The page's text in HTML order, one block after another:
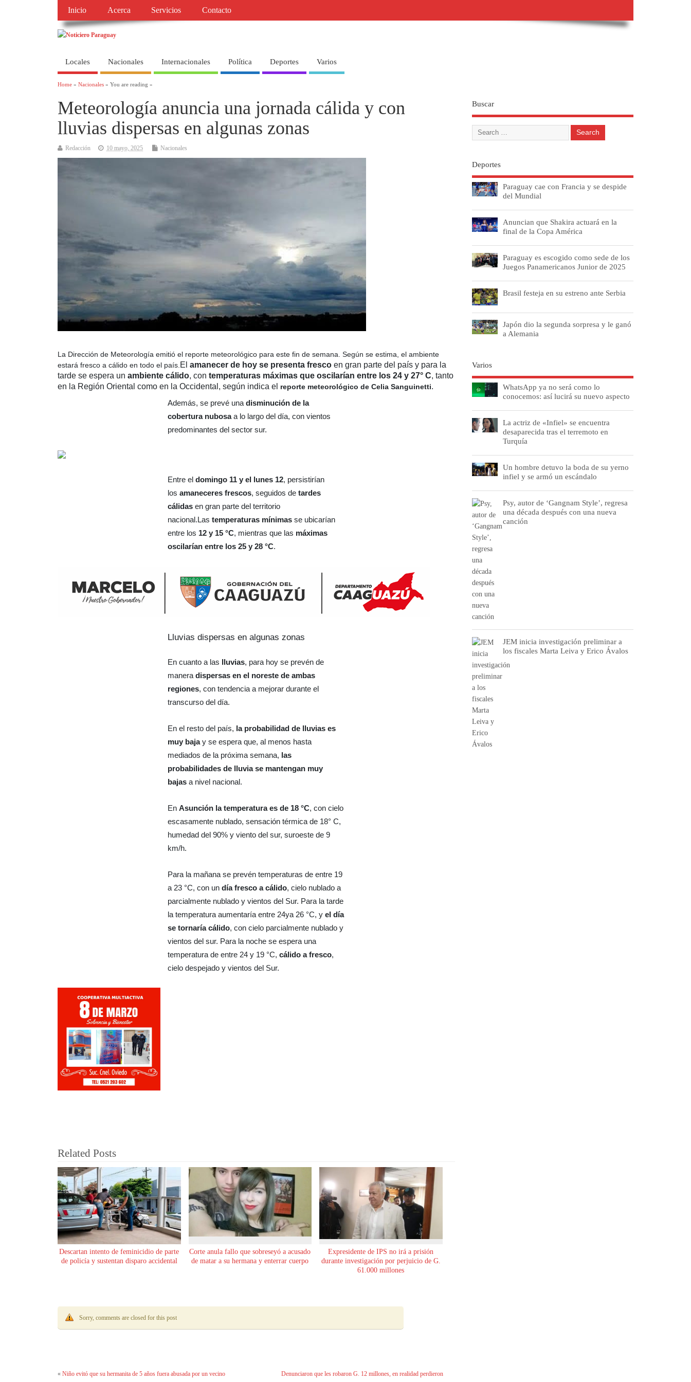
Inicio Acerca Servicios Contacto
Locales Nacionales Internacionales Política Deportes Varios
Home » Nacionales » You are reading »
Meteorología anuncia una jornada cálida y con
lluvias dispersas en algunas zonas
Redacción 10 mayo, 2025 Nacionales
La Dirección de Meteorología emitió el reporte meteorológico para este fin de semana. Según se estima, el ambiente
estará fresco a cálido en todo el país. El amanecer de hoy se presenta fresco en gran parte del país y para la
tarde se espera un ambiente cálido, con temperaturas máximas que oscilarían entre los 24 y 27° C, tanto
en la Región Oriental como en la Occidental, según indica el reporte meteorológico de Celia Sanguinetti.
Además, se prevé una disminución de la
cobertura nubosaa lo largo del día, con vientos
predominantes del sector sur.
Entre el domingo 11 y el lunes 12, persistirían
los amaneceres frescos, seguidos de tardes
cálidas en gran parte del territorio
nacional.Las temperaturas mínimas se ubicarían
entre los 12 y 15 °C, mientras que las máximas
oscilarían entre los 25 y 28 °C.
Lluvias dispersas en algunas zonas
En cuanto a las lluvias, para hoy se prevén de
manera dispersas en el noreste de ambas
regiones, con tendencia a mejorar durante el
transcurso del día.
En el resto del país, la probabilidad de lluvias es
muy bajay se espera que, al menos hasta
mediados de la próxima semana, las
probabilidades de lluvia se mantengan muy
bajas a nivel nacional.
EnAsunción la temperatura es de 18 °C, con cielo
escasamente nublado, sensación térmica de 18° C,
humedad del 90% y viento del sur, suroeste de 9
km/h.
Para la mañana se prevén temperaturas de entre 19
a 23 °C, con un día fresco a cálido, cielo nublado a
parcialmente nublado y vientos del Sur. Para la tarde
la temperatura aumentaría entre 24ya 26 °C, y el día
se tornaría cálido, con cielo parcialmente nublado y
vientos del sur. Para la noche se espera una
temperatura de entre 24 y 19 °C, cálido a fresco,
cielo despejado y vientos del Sur.
Related Posts
Descartan intento de feminicidio de parte
de policía y sustentan disparo accidental
Corte anula fallo que sobreseyó a acusado
de matar a su hermana y enterrar cuerpo
Expresidente de IPS no irá a prisión
durante investigación por perjuicio de G.
61.000 millones
Sorry, comments are closed for this post
« Niño evitó que su hermanita de 5 años fuera abusada por un vecino
Denunciaron que les robaron G. 12 millones, en realidad perdieron
Buscar
Deportes
Paraguay cae con Francia y se despide
del Mundial
Anuncian que Shakira actuará en la
final de la Copa América
Paraguay es escogido como sede de los
Juegos Panamericanos Junior de 2025
Brasil festeja en su estreno ante Serbia
Japón dio la segunda sorpresa y le ganó
a Alemania
Varios
WhatsApp ya no será como lo
conocemos: así lucirá su nuevo aspecto
La actriz de «Infiel» se encuentra
desaparecida tras el terremoto en
Turquía
Un hombre detuvo la boda de su yerno
infiel y se armó un escándalo
Psy, autor de ‘Gangnam Style’, regresa
una década después con una nueva
canción
JEM inicia investigación preliminar a
los fiscales Marta Leiva y Erico Ávalos